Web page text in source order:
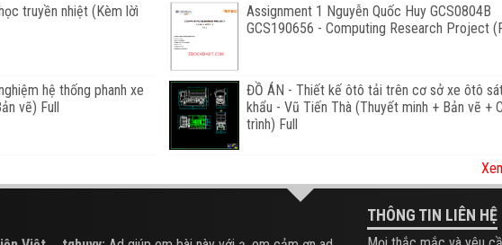
truyền nhiệt (Kèm lờì
Assignment 1 Nguyễn Quốc Huy GCS0804B
GCS190656 - Computing Research Project
hệ thống phanh xe
vẽ) Full
ĐỒ ÁN - Thiết kế ôtô tải trên cơ sở xe ôtô
khẩu - Vũ Tiến Thà (Thuyết minh + Bản vẽ +
trình) Full
THÔNG TIN LIÊN HỆ